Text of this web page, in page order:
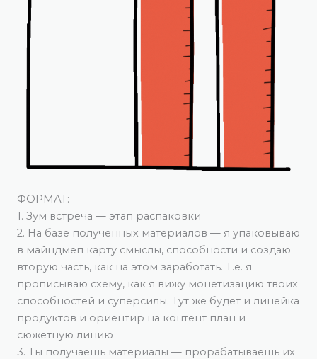
ФОРМАТ:
1. Зум встреча — этап распаковки
2. На базе полученных материалов — я упаковываю
в майндмеп карту смыслы, способности и создаю
вторую часть, как на этом заработать. Т.е. я
прописываю схему, как я вижу монетизацию твоих
способностей и суперсилы. Тут же будет и линейка
продуктов и ориентир на контент план и
сюжетную линию
3. Ты получаешь материалы — прорабатываешь их